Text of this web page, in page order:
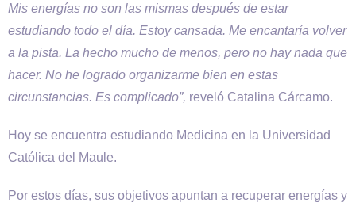
Mis energías no son las mismas después de estar
estudiando todo el día. Estoy cansada. Me encantaría volver
a la pista. La hecho mucho de menos, pero no hay nada que
hacer. No he logrado organizarme bien en estas
circunstancias. Es complicado”, reveló Catalina Cárcamo.
Hoy se encuentra estudiando Medicina en la Universidad
Católica del Maule.
Por estos días, sus objetivos apuntan a recuperar energías y